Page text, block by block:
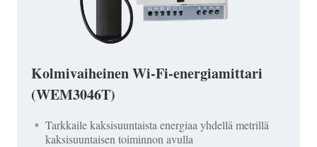
Kolmivaiheinen Wi-Fi-energiamittari
(WEM3046T)
Tarkkaile kaksisuuntaista energiaa yhdellä metrillä
kaksisuuntaisen toiminnon avulla